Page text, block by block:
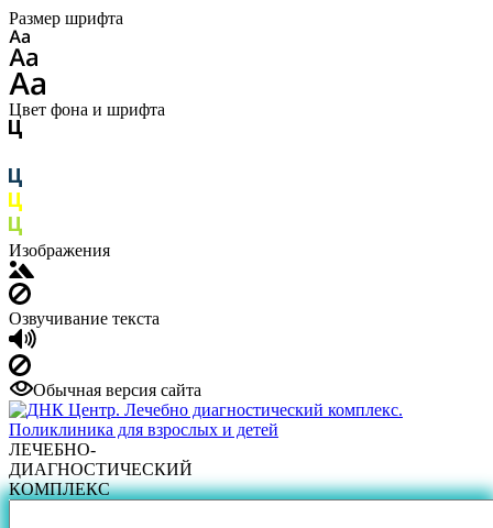
Размер шрифта
Цвет фона и шрифта
Изображения
Озвучивание текста
Обычная версия сайта
ЛЕЧЕБНО-
ДИАГНОСТИЧЕСКИЙ
КОМПЛЕКС